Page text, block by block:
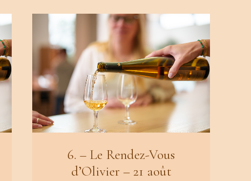
6. – Le Rendez-Vous
d’Olivier – 21 août